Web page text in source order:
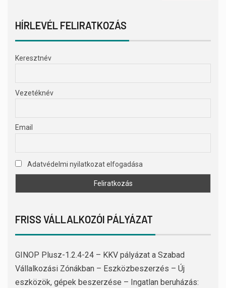
HÍRLEVÉL FELIRATKOZÁS
Keresztnév
Vezetéknév
Email
Adatvédelmi nyilatkozat elfogadása
FRISS VÁLLALKOZÓI PÁLYÁZAT
GINOP Plusz-1.2.4-24 – KKV pályázat a Szabad
Vállalkozási Zónákban – Eszközbeszerzés – Új
eszközök, gépek beszerzése – Ingatlan beruházás: